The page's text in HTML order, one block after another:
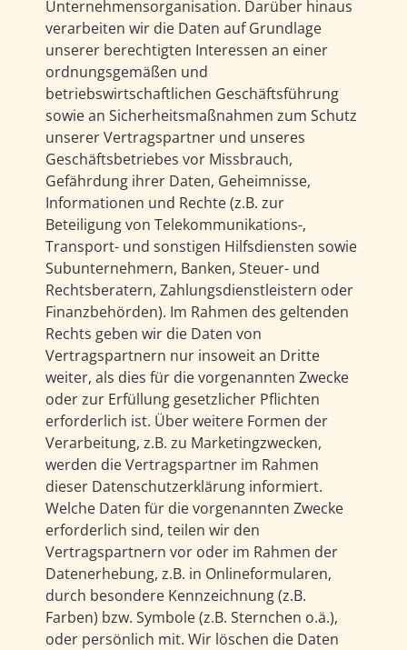
Unternehmensorganisation. Darüber hinaus
verarbeiten wir die Daten auf Grundlage
unserer berechtigten Interessen an einer
ordnungsgemäßen und
betriebswirtschaftlichen Geschäftsführung
sowie an Sicherheitsmaßnahmen zum Schutz
unserer Vertragspartner und unseres
Geschäftsbetriebes vor Missbrauch,
Gefährdung ihrer Daten, Geheimnisse,
Informationen und Rechte (z.B. zur
Beteiligung von Telekommunikations-,
Transport- und sonstigen Hilfsdiensten sowie
Subunternehmern, Banken, Steuer- und
Rechtsberatern, Zahlungsdienstleistern oder
Finanzbehörden). Im Rahmen des geltenden
Rechts geben wir die Daten von
Vertragspartnern nur insoweit an Dritte
weiter, als dies für die vorgenannten Zwecke
oder zur Erfüllung gesetzlicher Pflichten
erforderlich ist. Über weitere Formen der
Verarbeitung, z.B. zu Marketingzwecken,
werden die Vertragspartner im Rahmen
dieser Datenschutzerklärung informiert.
Welche Daten für die vorgenannten Zwecke
erforderlich sind, teilen wir den
Vertragspartnern vor oder im Rahmen der
Datenerhebung, z.B. in Onlineformularen,
durch besondere Kennzeichnung (z.B.
Farben) bzw. Symbole (z.B. Sternchen o.ä.),
oder persönlich mit. Wir löschen die Daten